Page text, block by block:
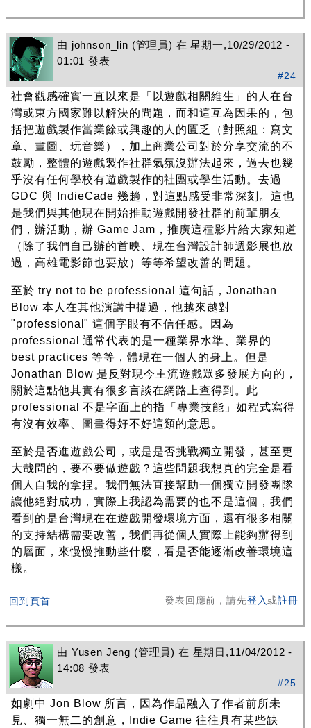
由 johnson_lin (管理員) 在 星期一,10/29/2012 -
01:01 發表
#24
社會觀感確實一直以來是「以遊戲相關維生」的人在台
灣或東方國家難以解決的問題，而和這互為因果的，包
括把遊戲製作當業餘或興趣的人的匱乏（對照組：寫文
章、畫圖、玩音樂），加上商業公司對於分享交流的不
鼓勵，整體的遊戲製作社群氣氛沒辦法起來，過去也幾
乎沒有任何學校有遊戲製作的社團或學生活動。去過
GDC 與 IndieCade 幾趟，對這點感受非常深刻。這也
是我們與其他現在開始推動遊戲開發社群的前輩朋友
們，辦活動，辦 Game Jam，推廣這種影片給大家知道
（除了我們自己辦的首映、現在台灣設計師週影展也放
過，高雄電影節也要放）等等希望改善的問題。
至於 try not to be professional 這句話，Jonathan
Blow 本人在其他演講中提過，他越來越對
"professional" 這個字眼有不信任感。因為
professional 通常代表的是一種業界水準、業界的
best practices 等等，體現在一個人的身上。但是
Jonathan Blow 是反對現今主流遊戲眾多發展方向的，
關於這點他其實有很多言談在網路上查得到。此
professional 不是字面上的指「專業技能」如程式寫得
有沒有效率、圖畫得好不好這類的意思。
至於是否進遊戲公司，或是是否挑戰獨立開發，甚至更
大哉問的，要不要做遊戲？這些問題我想真的完全是看
個人自我的拿捏。我們無法直接幫助一個獨立開發團隊
讓他絕對成功，實際上我認為需要的也不是這個，我們
看到的是台灣現在在遊戲開發環境方面，還有很多相關
的支持結構需要改善，我們再從個人實際上能夠辦得到
的層面，來慢慢推動些什麼，看是否能逐漸改善環境這
樣。
回到頁首 發表回應前，請先登入或註冊
由 Yusen Jeng (管理員) 在 星期日,11/04/2012 -
14:08 發表
#25
如劇中 Jon Blow 所言，因為作品融入了作者前所未
見、獨一無二的創意，Indie Game 往往具有某些缺